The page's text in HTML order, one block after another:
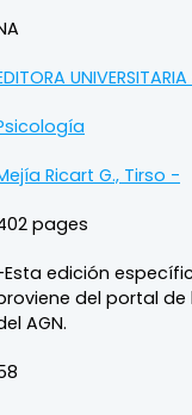
Ricart G., Tirso -
pages
edición
del portal de
AGN.